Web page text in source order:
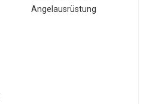
Angelausrüstung